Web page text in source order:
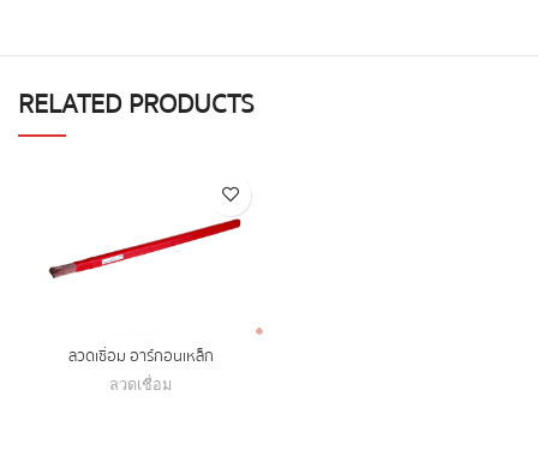
RELATED PRODUCTS
ลวดเชื่อม อาร์กอนเหล็ก
ลวดเชื่อม